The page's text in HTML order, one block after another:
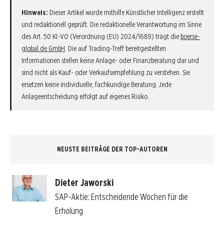
Hinweis: Dieser Artikel wurde mithilfe Künstlicher Intelligenz erstellt
und redaktionell geprüft. Die redaktionelle Verantwortung im Sinne
des Art. 50 KI-VO (Verordnung (EU) 2024/1689) trägt die boerse-
global.de GmbH . Die auf Trading-Treff bereitgestellten
Informationen stellen keine Anlage- oder Finanzberatung dar und
sind nicht als Kauf- oder Verkaufsempfehlung zu verstehen. Sie
ersetzen keine individuelle, fachkundige Beratung. Jede
Anlageentscheidung erfolgt auf eigenes Risiko.
NEUSTE BEITRÄGE DER TOP-AUTOREN
Dieter Jaworski
SAP-Aktie: Entscheidende Wochen für die
Erholung